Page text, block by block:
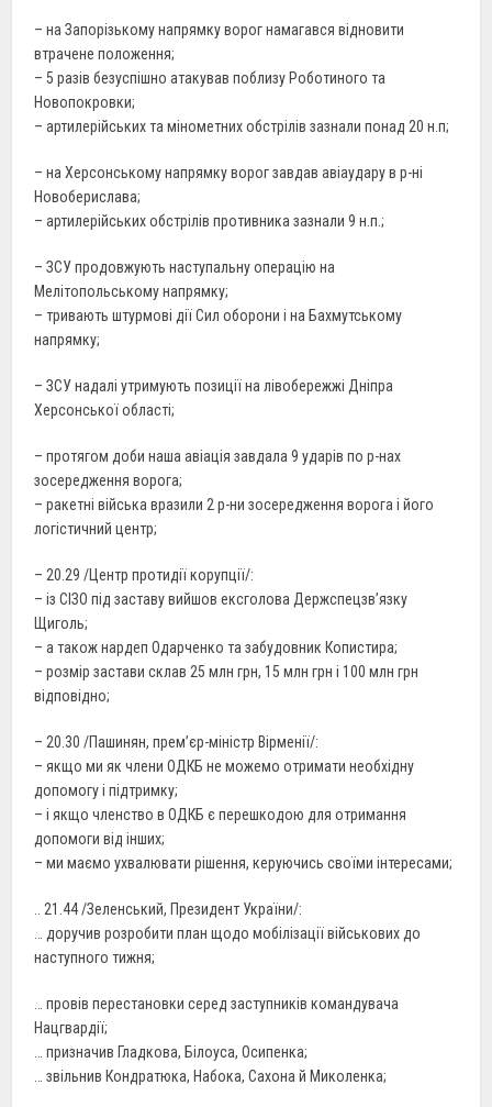
– на Запорізькому напрямку ворог намагався відновити
втрачене положення;
– 5 разів безуспішно атакував поблизу Роботиного та
Новопокровки;
– артилерійських та мінометних обстрілів зазнали понад 20 н.п;
– на Херсонському напрямку ворог завдав авіаудару в р-ні
Новоберислава;
– артилерійських обстрілів противника зазнали 9 н.п.;
– ЗСУ продовжують наступальну операцію на
Мелітопольському напрямку;
– тривають штурмові дії Сил оборони і на Бахмутському
напрямку;
– ЗСУ надалі утримують позиції на лівобережжі Дніпра
Херсонської області;
– протягом доби наша авіація завдала 9 ударів по р-нах
зосередження ворога;
– ракетні війська вразили 2 р-ни зосередження ворога і його
логістичний центр;
– 20.29 /Центр протидії корупції/:
– із СІЗО під заставу вийшов ексголова Держспецзв’язку
Щиголь;
– а також нардеп Одарченко та забудовник Копистира;
– розмір застави склав 25 млн грн, 15 млн грн і 100 млн грн
відповідно;
– 20.30 /Пашинян, прем’єр-міністр Вірменії/:
– якщо ми як члени ОДКБ не можемо отримати необхідну
допомогу і підтримку;
– і якщо членство в ОДКБ є перешкодою для отримання
допомоги від інших;
– ми маємо ухвалювати рішення, керуючись своїми інтересами;
.. 21.44 /Зеленський, Президент України/:
… доручив розробити план щодо мобілізації військових до
наступного тижня;
… провів перестановки серед заступників командувача
Нацгвардії;
… призначив Гладкова, Білоуса, Осипенка;
… звільнив Кондратюка, Набока, Сахона й Миколенка;